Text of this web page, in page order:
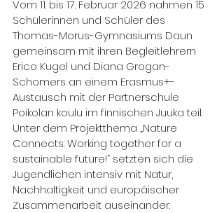
Vom 11. bis 17. Februar 2026 nahmen 15
Schülerinnen und Schüler des
Thomas-Morus-Gymnasiums Daun
gemeinsam mit ihren Begleitlehrern
Erico Kugel und Diana Grogan-
Schomers an einem Erasmus+-
Austausch mit der Partnerschule
Poikolan koulu im finnischen Juuka teil.
Unter dem Projektthema „Nature
Connects: Working together for a
sustainable future!“ setzten sich die
Jugendlichen intensiv mit Natur,
Nachhaltigkeit und europäischer
Zusammenarbeit auseinander.